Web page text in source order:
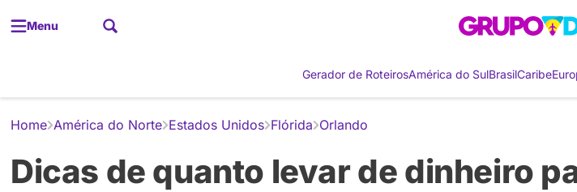
Menu
Gerador de RoteirosAmérica do SulBrasilCaribe
Home América do Norte Estados Unidos Flórida Orlando
Dicas de quanto levar de dinheiro